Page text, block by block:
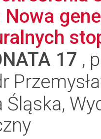
17 ,